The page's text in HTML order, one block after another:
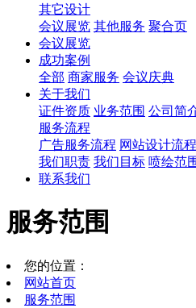
其它设计
会议展览 其他服务 聚合页
会议展览
成功案例
全部 商家服务 会议庆典
关于我们
证件资质 业务范围 公司简
服务流程
广告服务流程 网站设计流程
我们职责 我们目标 喷绘范
联系我们
服务范围
您的位置：
网站首页
服务范围